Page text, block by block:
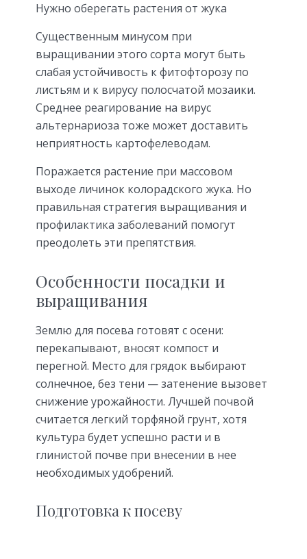
Нужно оберегать растения от жука
Существенным минусом при
выращивании этого сорта могут быть
слабая устойчивость к фитофторозу по
листьям и к вирусу полосчатой мозаики.
Среднее реагирование на вирус
альтернариоза тоже может доставить
неприятность картофелеводам.
Поражается растение при массовом
выходе личинок колорадского жука. Но
правильная стратегия выращивания и
профилактика заболеваний помогут
преодолеть эти препятствия.
Особенности посадки и
выращивания
Землю для посева готовят с осени:
перекапывают, вносят компост и
перегной. Место для грядок выбирают
солнечное, без тени — затенение вызовет
снижение урожайности. Лучшей почвой
считается легкий торфяной грунт, хотя
культура будет успешно расти и в
глинистой почве при внесении в нее
необходимых удобрений.
Подготовка к посеву